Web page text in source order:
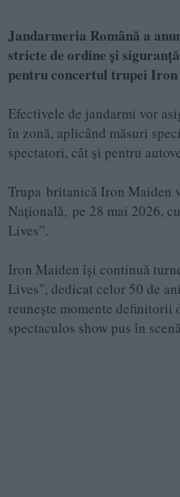
Jandarmeria Română a
stricte de ordine și
pentru concertul trupei
Efectivele de jandarmi vor
în zonă, aplicând măsuri
spectatori, cât și pentru
Trupa britanică Iron Maiden
Naţională, pe 28 mai 2026,
Lives”.
Iron Maiden îşi continuă
Lives", dedicat celor 50 de
reuneşte momente
spectaculos show pus în